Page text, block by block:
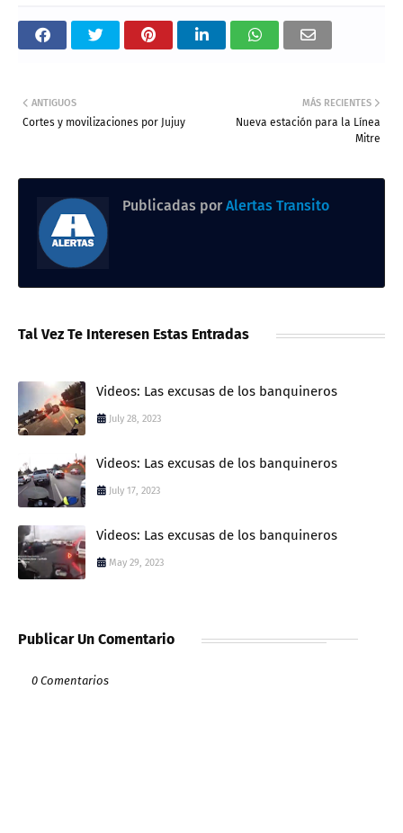
MÁS RECIENTES
Nueva estación para la Línea
Mitre
ANTIGUOS
Cortes y movilizaciones por Jujuy
Publicadas por Alertas Transito
Tal Vez Te Interesen Estas Entradas
Videos: Las excusas de los banquineros
July 28, 2023
Videos: Las excusas de los banquineros
July 17, 2023
Videos: Las excusas de los banquineros
May 29, 2023
Publicar Un Comentario
0 Comentarios